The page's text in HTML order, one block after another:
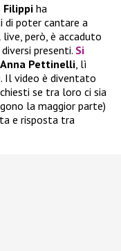
Filippi ha
poter cantare a
però, è accaduto
presenti. Si
Anna Pettinelli , lì
Il video è diventato
se tra loro ci sia
la maggior parte)
e risposta tra